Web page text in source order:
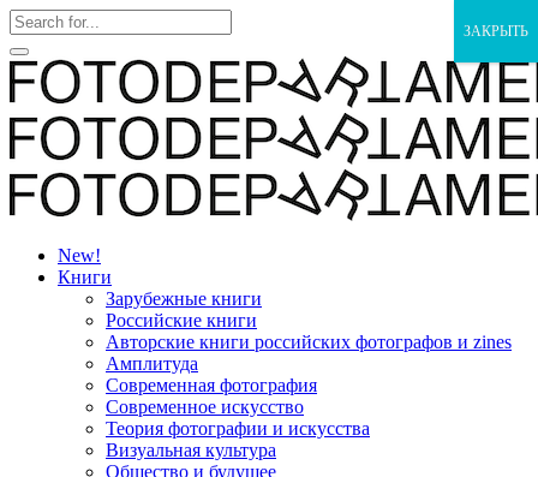
New!
Книги
Зарубежные книги
Российские книги
Авторские книги российских фотографов и zines
Амплитуда
Современная фотография
Современное искусство
Теория фотографии и искусства
Визуальная культура
Общество и будущее
ЗАКРЫТЬ